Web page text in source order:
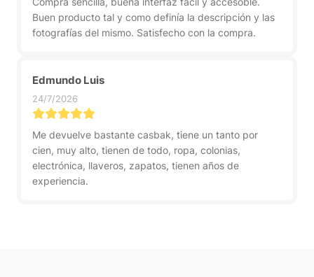
Buen producto tal y como definía la descripción y las
fotografías del mismo. Satisfecho con la compra.
Edmundo Luis
24/7/2026
Me devuelve bastante casbak, tiene un tanto por
cien, muy alto, tienen de todo, ropa, colonias,
electrónica, llaveros, zapatos, tienen años de
experiencia.